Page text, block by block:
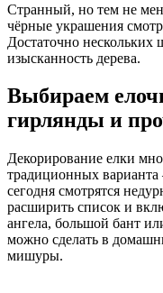
Странный, но тем не
чёрные украшения
Достаточно нескольких
изысканность дерева.
Выбираем
гирлянды и
Декорирование елки
традиционных
сегодня смотрятся
расширить список и
ангела, большой бант
можно сделать в
мишуры.